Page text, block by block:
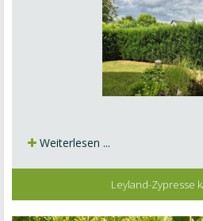
Weiterlesen ...
Leyland-Zypresse